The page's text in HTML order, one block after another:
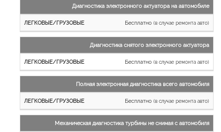
работы
Легковые
и
Грузовые
автомобили
Диагностика электронного актуатора на автомобиле
Бесплатно (в случае ремонта авто)
Диагностика снятого электронного актуатора
Бесплатно (в случае ремонта авто)
Полная электронная диагностика всего автомобиля
Бесплатно (в случае ремонта авто)
Механическая диагностика турбины не снимая с автомобиля